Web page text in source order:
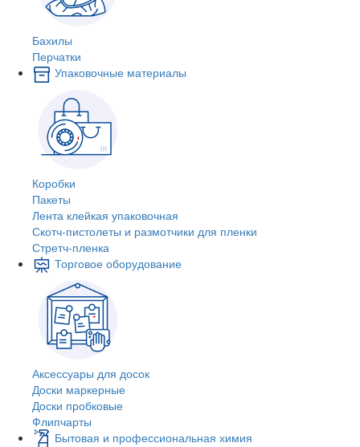
Бахилы
Перчатки
Упаковочные материалы
Коробки
Пакеты
Лента клейкая упаковочная
Скотч-пистолеты и размотчики для пленки
Стретч-пленка
Торговое оборудование
Аксессуары для досок
Доски маркерные
Доски пробковые
Флипчарты
Бытовая и профессиональная химия